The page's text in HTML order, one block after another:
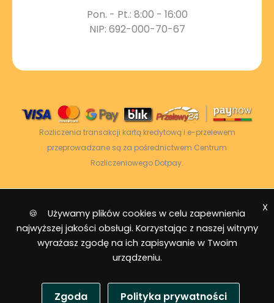
Pon. - Pt.: 8:00 - 16:00
NIP: 692-000-70-67
Rozliczenia transakcji kartą kredytową i e-przelewem
przeprowadzane są za pośrednictwem Centrum
Rozliczeniowego Dotpay.
2026 © Power Energy -
Wszelkie prawa
zastrzeżone
|Mapa strony
🍪 Używamy plików cookies w celu zapewnienia
najwyższej jakości obsługi. Korzystając z naszej witryny
wyrażasz zgodę na ich zapisywanie w Twoim
urządzeniu.
Zgoda Polityka prywatności
X